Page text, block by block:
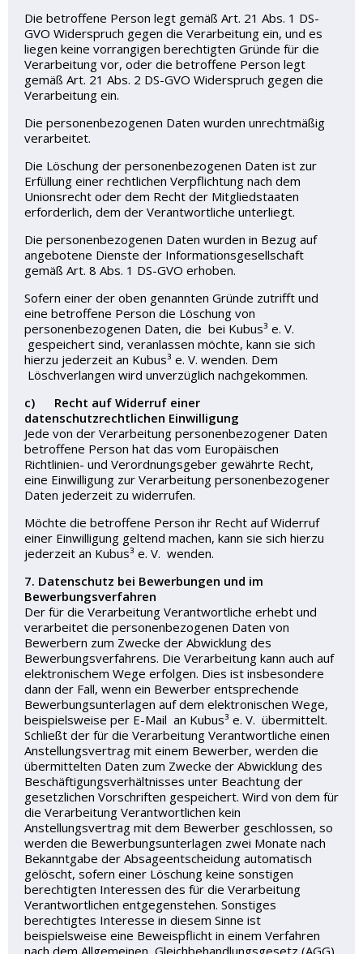
Die betroffene Person legt gemäß Art. 21 Abs. 1 DS-
GVO Widerspruch gegen die Verarbeitung ein, und es
liegen keine vorrangigen berechtigten Gründe für die
Verarbeitung vor, oder die betroffene Person legt
gemäß Art. 21 Abs. 2 DS-GVO Widerspruch gegen die
Verarbeitung ein.
Die personenbezogenen Daten wurden unrechtmäßig
verarbeitet.
Die Löschung der personenbezogenen Daten ist zur
Erfüllung einer rechtlichen Verpflichtung nach dem
Unionsrecht oder dem Recht der Mitgliedstaaten
erforderlich, dem der Verantwortliche unterliegt.
Die personenbezogenen Daten wurden in Bezug auf
angebotene Dienste der Informationsgesellschaft
gemäß Art. 8 Abs. 1 DS-GVO erhoben.
Sofern einer der oben genannten Gründe zutrifft und
eine betroffene Person die Löschung von
personenbezogenen Daten, die bei Kubus³ e. V.
gespeichert sind, veranlassen möchte, kann sie sich
hierzu jederzeit an Kubus³ e. V. wenden. Dem
Löschverlangen wird unverzüglich nachgekommen.
c) Recht auf Widerruf einer
datenschutzrechtlichen Einwilligung
Jede von der Verarbeitung personenbezogener Daten
betroffene Person hat das vom Europäischen
Richtlinien- und Verordnungsgeber gewährte Recht,
eine Einwilligung zur Verarbeitung personenbezogener
Daten jederzeit zu widerrufen.
Möchte die betroffene Person ihr Recht auf Widerruf
einer Einwilligung geltend machen, kann sie sich hierzu
jederzeit an Kubus³ e. V. wenden.
7. Datenschutz bei Bewerbungen und im
Bewerbungsverfahren
Der für die Verarbeitung Verantwortliche erhebt und
verarbeitet die personenbezogenen Daten von
Bewerbern zum Zwecke der Abwicklung des
Bewerbungsverfahrens. Die Verarbeitung kann auch auf
elektronischem Wege erfolgen. Dies ist insbesondere
dann der Fall, wenn ein Bewerber entsprechende
Bewerbungsunterlagen auf dem elektronischen Wege,
beispielsweise per E-Mail an Kubus³ e. V. übermittelt.
Schließt der für die Verarbeitung Verantwortliche einen
Anstellungsvertrag mit einem Bewerber, werden die
übermittelten Daten zum Zwecke der Abwicklung des
Beschäftigungsverhältnisses unter Beachtung der
gesetzlichen Vorschriften gespeichert. Wird von dem für
die Verarbeitung Verantwortlichen kein
Anstellungsvertrag mit dem Bewerber geschlossen, so
werden die Bewerbungsunterlagen zwei Monate nach
Bekanntgabe der Absageentscheidung automatisch
gelöscht, sofern einer Löschung keine sonstigen
berechtigten Interessen des für die Verarbeitung
Verantwortlichen entgegenstehen. Sonstiges
berechtigtes Interesse in diesem Sinne ist
beispielsweise eine Beweispflicht in einem Verfahren